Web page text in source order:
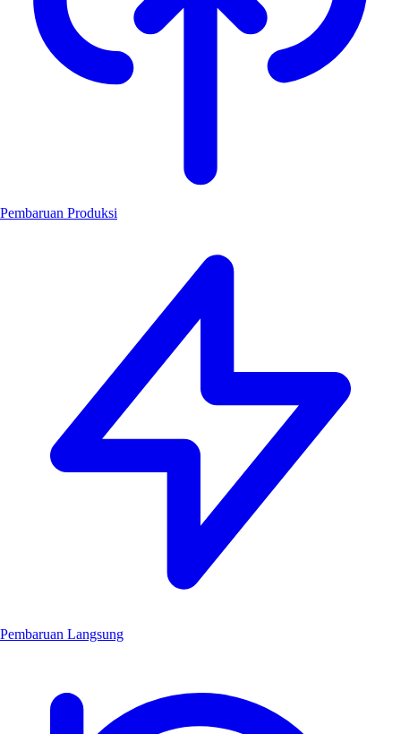
Pembaruan Produksi
Pembaruan Langsung